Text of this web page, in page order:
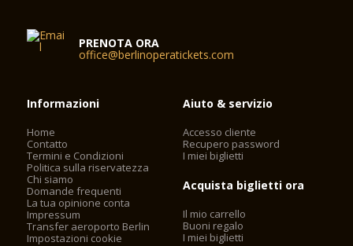
PRENOTA ORA
office@berlinoperatickets.com
Informazioni
Home
Contatto
Termini e Condizioni
Politica sulla riservatezza
Chi siamo
Domande frequenti
La tua opinione conta
Impressum
Transfer aeroporto Berlin
Impostazioni cookie
Aiuto & servizio
Accesso cliente
Recupero password
I miei biglietti
Acquista biglietti ora
Il mio carrello
Buoni regalo
I miei biglietti